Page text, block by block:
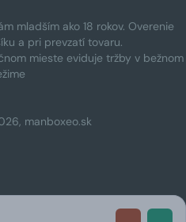
mladším ako 18 rokov. Overenie
a pri prevzatí tovaru.
mieste eviduje tržby v bežnom
manboxeo.sk